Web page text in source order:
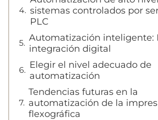
sistemas controlados por
PLC
Automatización inteligente:
integración digital
Elegir el nivel adecuado de
automatización
Tendencias futuras en la
automatización de la
flexográfica